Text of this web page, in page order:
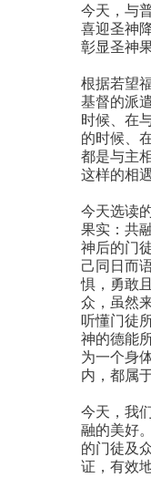
今天，与
喜迎圣神
彰显圣神
根据若望
基督的派
时候、在
的时候、
都是与主
这样的相
今天选读
果实：共
神后的门
己同日而
惧，勇敢
众，虽然
听懂门徒
神的德能
为一个身
内，都属
今天，我
融的美好
的门徒及
证，有效